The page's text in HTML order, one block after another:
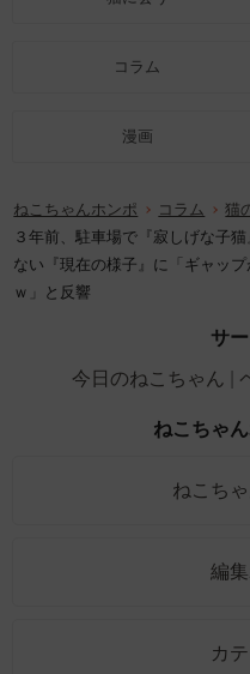
コラム
漫画
ねこちゃんホンポ コラム
猫
３年前、駐車場で『寂しげな子
ない『現在の様子』に「ギャッ
ｗ」と反響
サ
今日のねこちゃん
ねこちゃ
ねこち
編
カ